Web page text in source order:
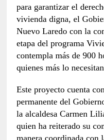
para garantizar el
vivienda digna, el
Nuevo Laredo con la
etapa del programa
contempla más de 900
quienes más lo
Este proyecto cuenta
permanente del
la alcaldesa Carmen
quien ha reiterado su
manera coordinada con